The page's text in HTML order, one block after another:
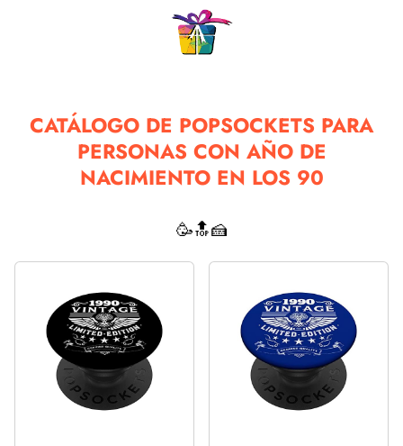
CATÁLOGO DE POPSOCKETS PARA
PERSONAS CON AÑO DE
NACIMIENTO EN LOS 90
🥳🔝🍰